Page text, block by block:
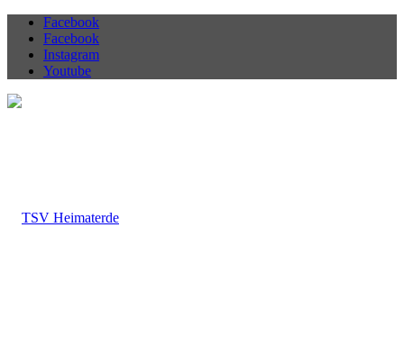
Facebook
Facebook
Instagram
Youtube